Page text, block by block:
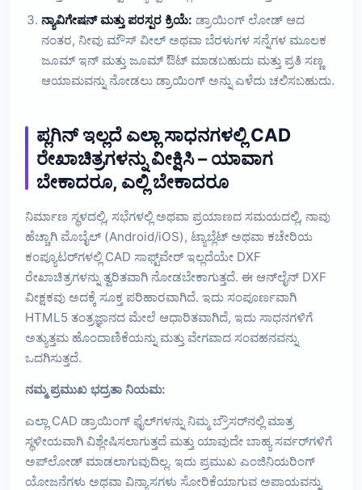
ನ್ಯಾವಿಗೇಷನ್ ಮತ್ತು ಪರಸ್ಪರ ಕ್ರಿಯೆ: ಡ್ರಾಯಿಂಗ್ ಲೋಡ್ ಆದ
ನಂತರ, ನೀವು ಮೌಸ್ ವೀಲ್ ಅಥವಾ ಬೆರಳುಗಳ ಸನ್ನೆಗಳ ಮೂಲಕ
ಜೂಮ್ ಇನ್ ಮತ್ತು ಜೂಮ್ ಔಟ್ ಮಾಡಬಹುದು ಮತ್ತು ಪ್ರತಿ ಸಣ್ಣ
ಆಯಾಮವನ್ನು ನೋಡಲು ಡ್ರಾಯಿಂಗ್ ಅನ್ನು ಎಳೆದು ಚಲಿಸಬಹುದು.
ಪ್ಲಗಿನ್ ಇಲ್ಲದೆ ಎಲ್ಲಾ ಸಾಧನಗಳಲ್ಲಿ CAD
ರೇಖಾಚಿತ್ರಗಳನ್ನು ವೀಕ್ಷಿಸಿ – ಯಾವಾಗ
ಬೇಕಾದರೂ, ಎಲ್ಲಿ ಬೇಕಾದರೂ
ನಿರ್ಮಾಣ ಸ್ಥಳದಲ್ಲಿ, ಸಭೆಗಳಲ್ಲಿ ಅಥವಾ ಪ್ರಯಾಣದ ಸಮಯದಲ್ಲಿ, ನಾವು
ಹೆಚ್ಚಾಗಿ ಮೊಬೈಲ್ (Android/iOS), ಟ್ಯಾಬ್ಲೆಟ್ ಅಥವಾ ಕಚೇರಿಯ
ಕಂಪ್ಯೂಟರ್‌ಗಳಲ್ಲಿ CAD ಸಾಫ್ಟ್‌ವೇರ್ ಇಲ್ಲದೆಯೇ DXF
ರೇಖಾಚಿತ್ರಗಳನ್ನು ತ್ವರಿತವಾಗಿ ನೋಡಬೇಕಾಗುತ್ತದೆ. ಈ ಆನ್‌ಲೈನ್ DXF
ವೀಕ್ಷಕವು ಅದಕ್ಕೆ ಸೂಕ್ತ ಪರಿಹಾರವಾಗಿದೆ. ಇದು ಸಂಪೂರ್ಣವಾಗಿ
HTML5 ತಂತ್ರಜ್ಞಾನದ ಮೇಲೆ ಆಧಾರಿತವಾಗಿದೆ, ಇದು ಸಾಧನಗಳಿಗೆ
ಅತ್ಯುತ್ತಮ ಹೊಂದಾಣಿಕೆಯನ್ನು ಮತ್ತು ವೇಗವಾದ ಸಂವಹನವನ್ನು
ಒದಗಿಸುತ್ತದೆ.
ನಮ್ಮ ಪ್ರಮುಖ ಭದ್ರತಾ ನಿಯಮ:
ಎಲ್ಲಾ CAD ಡ್ರಾಯಿಂಗ್ ಫೈಲ್‌ಗಳನ್ನು ನಿಮ್ಮ ಬ್ರೌಸರ್‌ನಲ್ಲಿ ಮಾತ್ರ
ಸ್ಥಳೀಯವಾಗಿ ವಿಶ್ಲೇಷಿಸಲಾಗುತ್ತದೆ ಮತ್ತು ಯಾವುದೇ ಬಾಹ್ಯ ಸರ್ವರ್‌ಗಳಿಗೆ
ಅಪ್‌ಲೋಡ್ ಮಾಡಲಾಗುವುದಿಲ್ಲ. ಇದು ಪ್ರಮುಖ ಎಂಜಿನಿಯರಿಂಗ್
ಯೋಜನೆಗಳು ಅಥವಾ ವಿನ್ಯಾಸಗಳು ಸೋರಿಕೆಯಾಗುವ ಅಪಾಯವನ್ನು